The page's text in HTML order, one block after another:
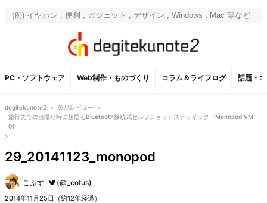
PC・ソフトウェア Web制作・ものづくり コラム＆ライフログ 話題・
degitekunote2 > 製品レビュー
>
旅行先での自撮り時に超悟るBluetooth接続式セルフショットステッィック「Monopod VM-
01」
>
29_20141123_monopod
こふす (@_cofus)
2014年11月25日（約12年経過）